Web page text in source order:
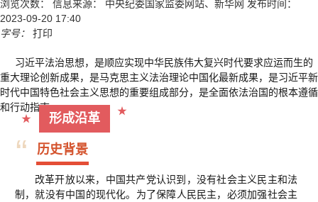
浏览次数： 信息来源： 中央纪委国家监委网站、新华网 发布时间：
2023-09-20 17:40
字号：
打印
习近平法治思想，是顺应实现中华民族伟大复兴时代要求应运而生的
重大理论创新成果，是马克思主义法治理论中国化最新成果，是习近平新
时代中国特色社会主义思想的重要组成部分，是全面依法治国的根本遵循
和行动指南。
★
形成沿革
★
“ 历史背景
改革开放以来，中国共产党认识到，没有社会主义民主和法
制，就没有中国的现代化。为了保障人民民主，必须加强社会主